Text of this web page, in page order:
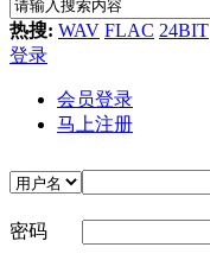
热搜: WAV FLAC 24BIT
登录
会员登录
马上注册
密码